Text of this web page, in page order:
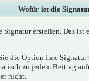
Wofür ist die
erstellen. Das
die Option Ihre
zu jedem Beitrag
nicht.